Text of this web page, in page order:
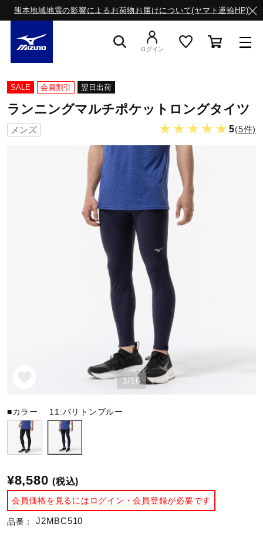
熊本地域地震の影響によるお荷物お届けについて(ヤマト運輸HP)
スニーカー
ランニング
サッカー／フットサル
トレーニング
バレーボール
バドミントン
ログイン
SALE 会員割引 翌日出荷
ランニングマルチポケットロングタイツ
メンズ ★★★★★5(5件)
1/16
■カラー 11:バリトンブルー
¥8,580 (税込)
会員価格を見るにはログイン・会員登録が必要です
品番： J2MBC510